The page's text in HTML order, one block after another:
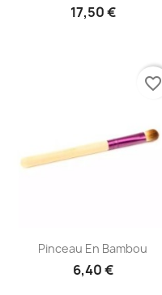
17,50 €
Pinceau En Bambou
6,40 €
favorite_border